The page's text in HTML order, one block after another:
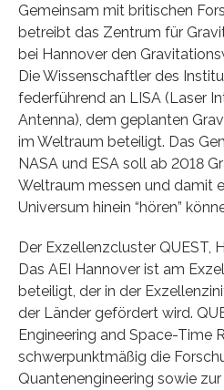
Gemeinsam mit britischen
betreibt das Zentrum für
bei Hannover den
Die Wissenschaftler des
federführend an LISA (Laser
Antenna), dem geplanten
im Weltraum beteiligt. Das
NASA und ESA soll ab 2018
Weltraum messen und damit
Universum hinein “hören”
Der Exzellenzcluster QUEST,
Das AEI Hannover ist am
beteiligt, der in der
der Länder gefördert wird.
Engineering and Space-Time
schwerpunktmäßig die
Quantenengineering sowie